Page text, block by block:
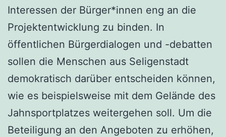
Interessen der Bürger*innen eng an die
Projektentwicklung zu binden. In
öffentlichen Bürgerdialogen und -debatten
sollen die Menschen aus Seligenstadt
demokratisch darüber entscheiden können,
wie es beispielsweise mit dem Gelände des
Jahnsportplatzes weitergehen soll. Um die
Beteiligung an den Angeboten zu erhöhen,